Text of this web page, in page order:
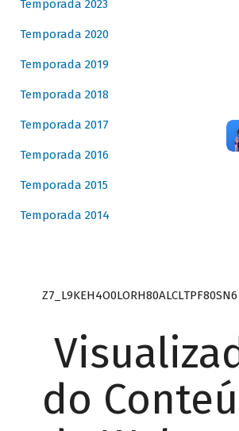
Temporada 2023
Temporada 2020
Temporada 2019
Temporada 2018
Temporada 2017
Temporada 2016
Temporada 2015
Temporada 2014
Z7_L9KEH4O0LORH80ALCLTPF80SN6
do